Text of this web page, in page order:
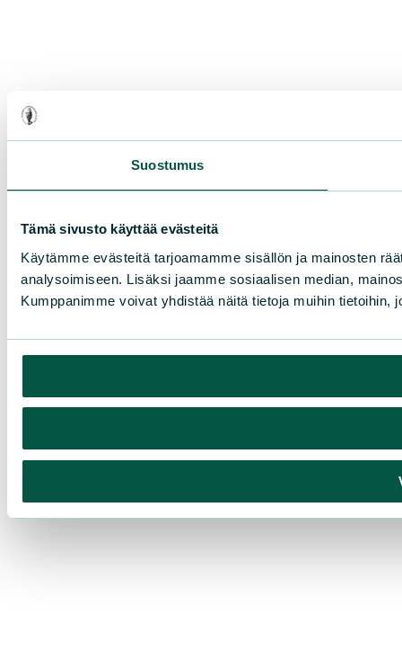
Suostumus
Tämä sivusto käyttää evästeitä
Käytämme evästeitä tarjoamamme sisällön ja mainosten
analysoimiseen. Lisäksi jaamme sosiaalisen median,
Kumppanimme voivat yhdistää näitä tietoja muihin tietoihin,